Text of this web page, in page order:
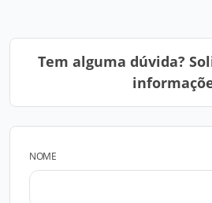
Tem alguma dúvida?
NOME